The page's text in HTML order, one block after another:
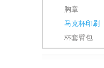
胸章
马克杯印刷
杯套臂包